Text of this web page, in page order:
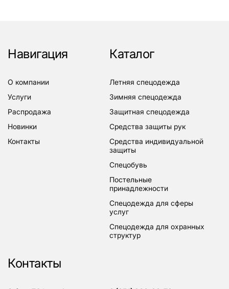
Навигация
о компании
услуги
распродажа
новинки
контакты
Каталог
летняя спецодежда
зимняя спецодежда
защитная спецодежда
средства защиты рук
средства индивидуальной
защиты
спецобувь
постельные
принадлежности
спецодежда для сферы
услуг
спецодежда для охранных
структур
Контакты